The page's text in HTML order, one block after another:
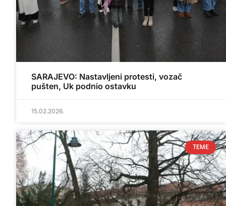
SARAJEVO: Nastavljeni protesti, vozač
pušten, Uk podnio ostavku
15.02.2026.
TEME